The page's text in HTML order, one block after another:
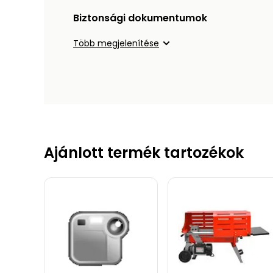
Biztonsági dokumentumok
Több megjelenítése
Ajánlott termék tartozékok